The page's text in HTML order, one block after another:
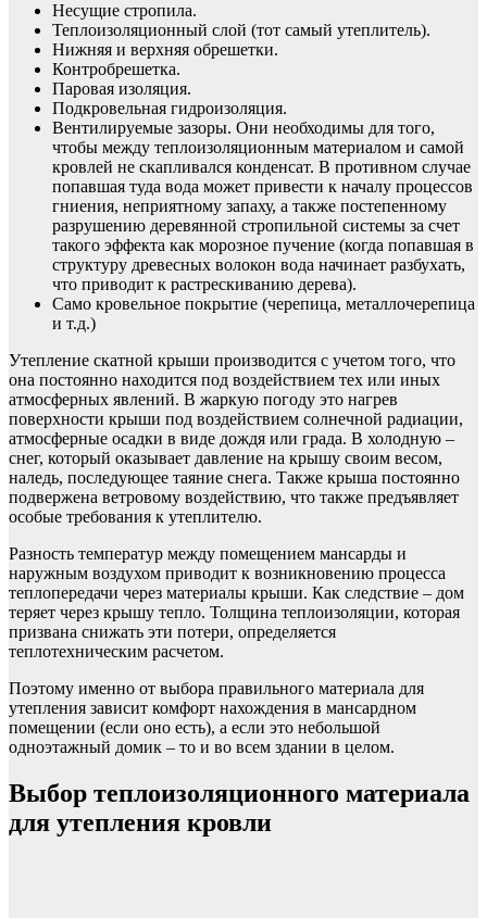
Несущие стропила.
Теплоизоляционный слой (тот самый утеплитель).
Нижняя и верхняя обрешетки.
Контробрешетка.
Паровая изоляция.
Подкровельная гидроизоляция.
Вентилируемые зазоры. Они необходимы для того,
чтобы между теплоизоляционным материалом и самой
кровлей не скапливался конденсат. В противном случае
попавшая туда вода может привести к началу процессов
гниения, неприятному запаху, а также постепенному
разрушению деревянной стропильной системы за счет
такого эффекта как морозное пучение (когда попавшая в
структуру древесных волокон вода начинает разбухать,
что приводит к растрескиванию дерева).
Само кровельное покрытие (черепица, металлочерепица
и т.д.)
Утепление скатной крыши производится с учетом того, что
она постоянно находится под воздействием тех или иных
атмосферных явлений. В жаркую погоду это нагрев
поверхности крыши под воздействием солнечной радиации,
атмосферные осадки в виде дождя или града. В холодную –
снег, который оказывает давление на крышу своим весом,
наледь, последующее таяние снега. Также крыша постоянно
подвержена ветровому воздействию, что также предъявляет
особые требования к утеплителю.
Разность температур между помещением мансарды и
наружным воздухом приводит к возникновению процесса
теплопередачи через материалы крыши. Как следствие – дом
теряет через крышу тепло. Толщина теплоизоляции, которая
призвана снижать эти потери, определяется
теплотехническим расчетом.
Поэтому именно от выбора правильного материала для
утепления зависит комфорт нахождения в мансардном
помещении (если оно есть), а если это небольшой
одноэтажный домик – то и во всем здании в целом.
Выбор теплоизоляционного материала
для утепления кровли